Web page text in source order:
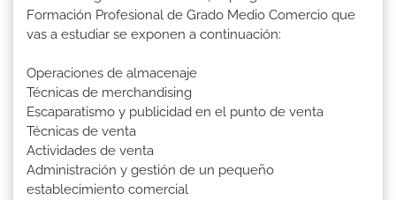
Formación Profesional de Grado Medio Comercio que
vas a estudiar se exponen a continuación:
Operaciones de almacenaje
Técnicas de merchandising
Escaparatismo y publicidad en el punto de venta
Técnicas de venta
Actividades de venta
Administración y gestión de un pequeño
establecimiento comercial